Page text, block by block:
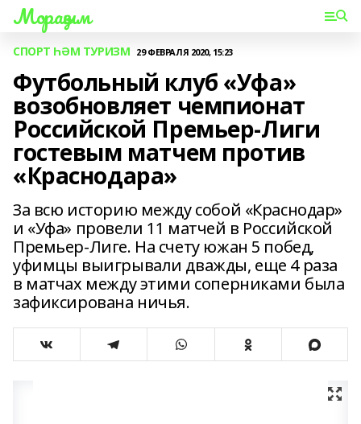
Мораҙым
СПОРТ ҺӘМ ТУРИЗМ 29 ФЕВРАЛЯ 2020, 15:23
Футбольный клуб «Уфа»
возобновляет чемпионат
Российской Премьер-Лиги
гостевым матчем против
«Краснодара»
За всю историю между собой «Краснодар»
и «Уфа» провели 11 матчей в Российской
Премьер-Лиге. На счету южан 5 побед,
уфимцы выигрывали дважды, еще 4 раза
в матчах между этими соперниками была
зафиксирована ничья.